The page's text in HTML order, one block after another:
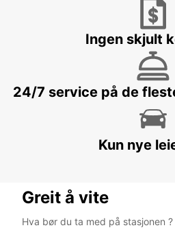
PARIS MONTPARNASSE
PARIS - FRANCE
LOGNES - FRANCE
Ingen skjult
24/7 service på de
Kun nye
Greit å vite
Hva bør du ta med på stasjonen ?